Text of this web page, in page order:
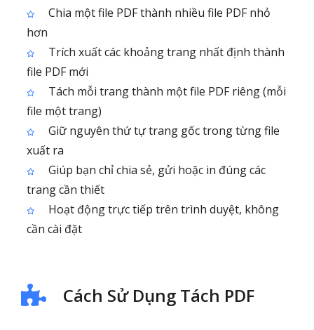
Chia một file PDF thành nhiều file PDF nhỏ
hơn
Trích xuất các khoảng trang nhất định thành
file PDF mới
Tách mỗi trang thành một file PDF riêng (mỗi
file một trang)
Giữ nguyên thứ tự trang gốc trong từng file
xuất ra
Giúp bạn chỉ chia sẻ, gửi hoặc in đúng các
trang cần thiết
Hoạt động trực tiếp trên trình duyệt, không
cần cài đặt
Cách Sử Dụng Tách PDF